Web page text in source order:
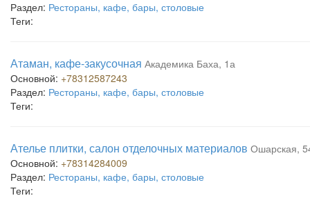
Раздел: Рестораны, кафе, бары, столовые
Теги:
Атаман, кафе-закусочная Академика Баха, 1а
Основной: +78312587243
Раздел: Рестораны, кафе, бары, столовые
Теги:
Ателье плитки, салон отделочных материалов Ошарская,
Основной: +78314284009
Раздел: Рестораны, кафе, бары, столовые
Теги: